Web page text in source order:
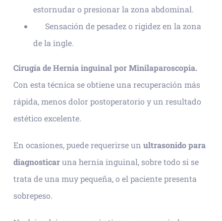
estornudar o presionar la zona abdominal.
Sensación de pesadez o rigidez en la zona
de la ingle.
Cirugía de Hernia inguinal por Minilaparoscopia.
Con esta técnica se obtiene una recuperación más
rápida, menos dolor postoperatorio y un resultado
estético excelente.
En ocasiones, puede requerirse un ultrasonido para
diagnosticaruna hernia inguinal, sobre todo si se
trata de una muy pequeña, o el paciente presenta
sobrepeso.